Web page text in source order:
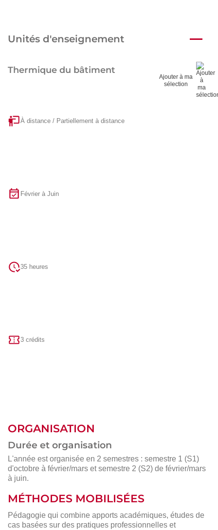
Unités d'enseignement
Thermique du bâtiment
Ajouter à ma
sélection
À distance / Partiellement à distance
Février à Juin
35 heures
3 crédits
ORGANISATION
Durée et organisation
L'année est organisée en 2 semestres : semestre 1 (S1)
d'octobre à février/mars et semestre 2 (S2) de février/mars
à juin.
MÉTHODES MOBILISÉES
Pédagogie qui combine apports académiques, études de
cas basées sur des pratiques professionnelles et